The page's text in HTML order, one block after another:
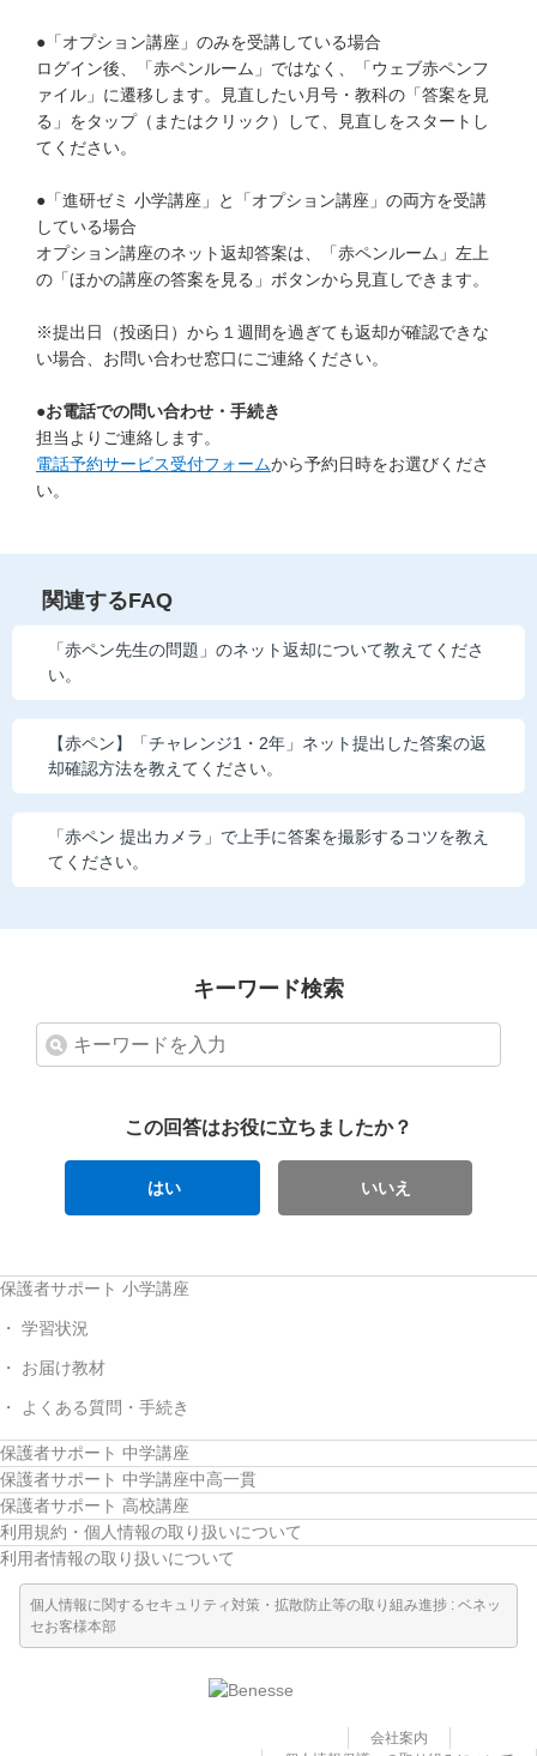
●「オプション講座」のみを受講している場合
ログイン後、「赤ペンルーム」ではなく、「ウェブ赤ペンフ
ァイル」に遷移します。見直したい月号・教科の「答案を見
る」をタップ（またはクリック）して、見直しをスタートし
てください。
●「進研ゼミ 小学講座」と「オプション講座」の両方を受講
している場合
オプション講座のネット返却答案は、「赤ペンルーム」左上
の「ほかの講座の答案を見る」ボタンから見直しできます。
※提出日（投函日）から１週間を過ぎても返却が確認できな
い場合、お問い合わせ窓口にご連絡ください。
●お電話での問い合わせ・手続き
担当よりご連絡します。
電話予約サービス受付フォームから予約日時をお選びくださ
い。
関連するFAQ
「赤ペン先生の問題」のネット返却について教えてくださ
い。
【赤ペン】「チャレンジ1・2年」ネット提出した答案の返
却確認方法を教えてください。
「赤ペン 提出カメラ」で上手に答案を撮影するコツを教え
てください。
キーワード検索
この回答はお役に立ちましたか？
はい いいえ
保護者サポート 小学講座
学習状況
お届け教材
よくある質問・手続き
保護者サポート 中学講座
保護者サポート 中学講座中高一貫
保護者サポート 高校講座
利用規約・個人情報の取り扱いについて
利用者情報の取り扱いについて
個人情報に関するセキュリティ対策・拡散防止等の取り組み進捗 : ベネッ
セお客様本部
会社案内